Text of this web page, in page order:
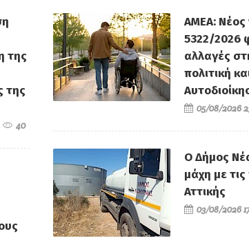
της
της
40
ΑΜΕΑ: Νέος
5322/2026
αλλαγές
πολιτική
05/08/2026
Ο Δήμος
μάχη με
Αττικής
03/08/2026